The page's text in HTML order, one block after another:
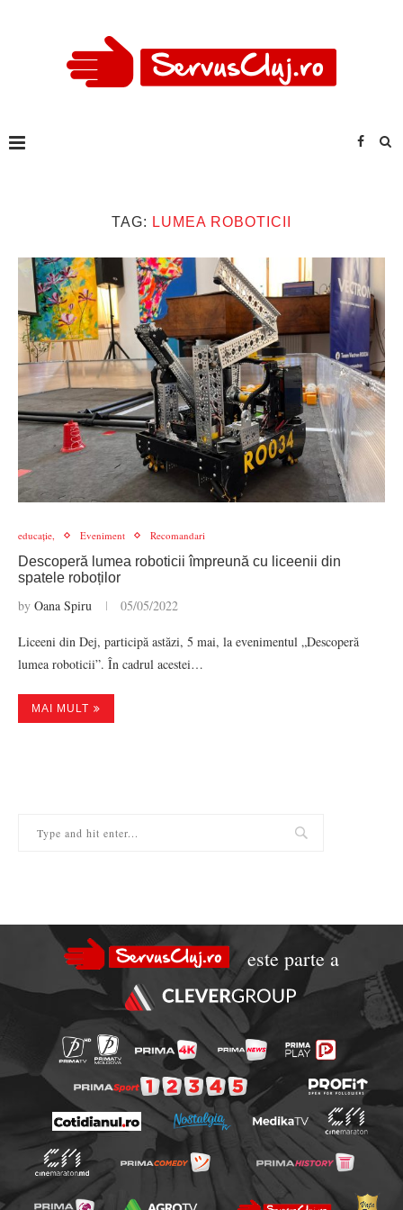
TAG: LUMEA ROBOTICII
educație, Eveniment Recomandari
Descoperă lumea roboticii împreună cu liceenii din
spatele roboților
by Oana Spiru 05/05/2022
Liceeni din Dej, participă astăzi, 5 mai, la evenimentul „Descoperă
lumea roboticii”. În cadrul acestei…
MAI MULT
este parte a